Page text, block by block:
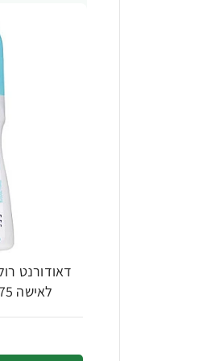
לאישה 75 מ"ל - מבית CARELINE